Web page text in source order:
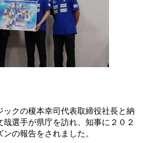
クの榎本幸司代表取締役社長と納
哉選手が県庁を訪れ、知事に２０２
の報告をされました。